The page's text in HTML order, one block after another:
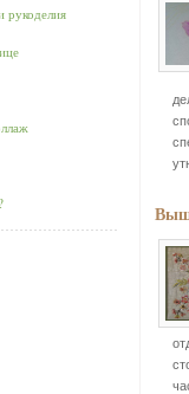
рукоделия